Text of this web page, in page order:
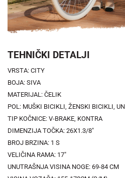
TEHNIČKI DETALJI
VRSTA: CITY
BOJA: SIVA
MATERIJAL: ČELIK
POL: MUŠKI BICIKLI, ŽENSKI BICIKLI,
TIP KOČNICE: V-BRAKE, KONTRA
DIMENZIJA TOČKA: 26X1.3/8"
BROJ BRZINA: 1 S
VELIČINA RAMA: 17"
UNUTRAŠNJA VISINA NOGE: 69-84 CM